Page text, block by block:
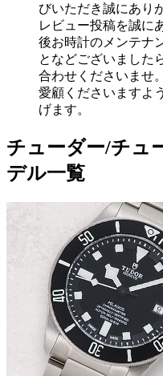
びいただき誠にあり
レビュー投稿を誠に
後お時計のメンテナ
となどございました
合わせくださいませ
愛顧くださいますよ
げます。
チューダー/チュ
デル一覧